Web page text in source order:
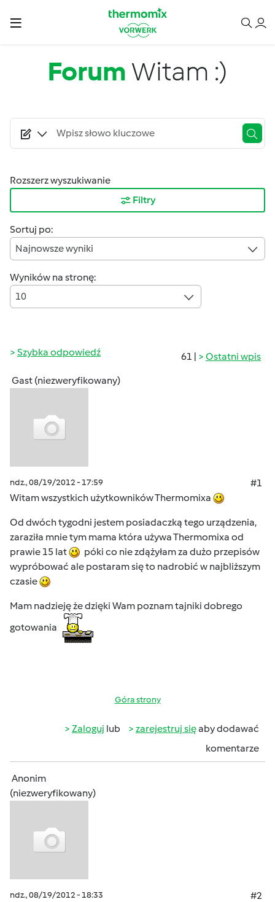
Forum Witam :)
Rozszerz wyszukiwanie
Filtry
Sortuj po:
Najnowsze wyniki
Wyników na stronę:
10
61 | Ostatni wpis
Szybka odpowiedź
Gast (niezweryfikowany)
ndz., 08/19/2012 - 17:59
#1
Witam wszystkich użytkowników Thermomixa
Od dwóch tygodni jestem posiadaczką tego urządzenia,
zaraziła mnie tym mama która używa Thermomixa od
prawie 15 lat
póki co nie zdążyłam za dużo przepisów
wypróbować ale postaram się to nadrobić w najbliższym
czasie
Mam nadzieję że dzięki Wam poznam tajniki dobrego
gotowania
Góra strony
Zaloguj lub zarejestruj sięaby dodawać
komentarze
Anonim
(niezweryfikowany)
ndz., 08/19/2012 - 18:33
#2